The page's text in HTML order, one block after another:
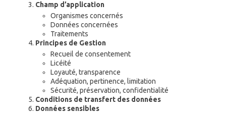
Champ d’application
Organismes concernés
Données concernées
Traitements
Principes de Gestion
Recueil de consentement
Licéité
Loyauté, transparence
Adéquation, pertinence, limitation
Sécurité, préservation, confidentialité
Conditions de transfert des données
Données sensibles